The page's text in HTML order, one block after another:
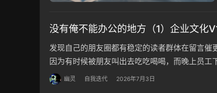
没有俺不能办公的地方（1）企业文化
发现自己的朋友圈都有稳定的读者群体在留言
因为有时候被朋友叫出去吃吃喝喝，而晚上员
机，流畅自然，留下他们一众人风中凌乱，感
幽灵 自我迭代 2026年7月3日